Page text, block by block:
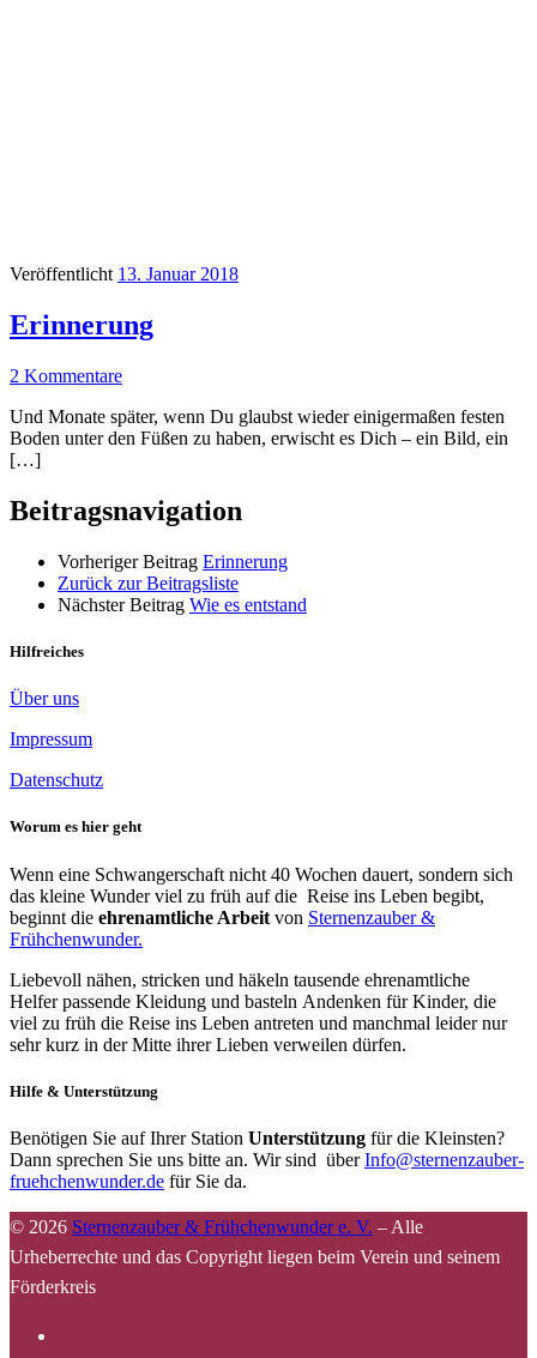
Veröffentlicht 13. Januar 2018
Erinnerung
2 Kommentare
Und Monate später, wenn Du glaubst wieder einigermaßen festen
Boden unter den Füßen zu haben, erwischt es Dich – ein Bild, ein
[…]
Beitragsnavigation
Vorheriger Beitrag Erinnerung
Zurück zur Beitragsliste
Nächster Beitrag Wie es entstand
Hilfreiches
Über uns
Impressum
Datenschutz
Worum es hier geht
Wenn eine Schwangerschaft nicht 40 Wochen dauert, sondern sich
das kleine Wunder viel zu früh auf die Reise ins Leben begibt,
beginnt die ehrenamtliche Arbeit von Sternenzauber &
Frühchenwunder.
Liebevoll nähen, stricken und häkeln tausende ehrenamtliche
Helfer passende Kleidung und basteln Andenken für Kinder, die
viel zu früh die Reise ins Leben antreten und manchmal leider nur
sehr kurz in der Mitte ihrer Lieben verweilen dürfen.
Hilfe & Unterstützung
Benötigen Sie auf Ihrer Station Unterstützung für die Kleinsten?
Dann sprechen Sie uns bitte an. Wir sind überInfo@sternenzauber-
fruehchenwunder.de für Sie da.
© 2026 Sternenzauber & Frühchenwunder e. V. – Alle
Urheberrechte und das Copyright liegen beim Verein und seinem
Förderkreis